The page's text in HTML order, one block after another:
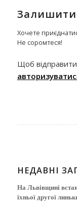
Залишити
Хочете
Не соромтеся!
Щоб
НЕДАВНІ
На Львівщині
їхньої другої